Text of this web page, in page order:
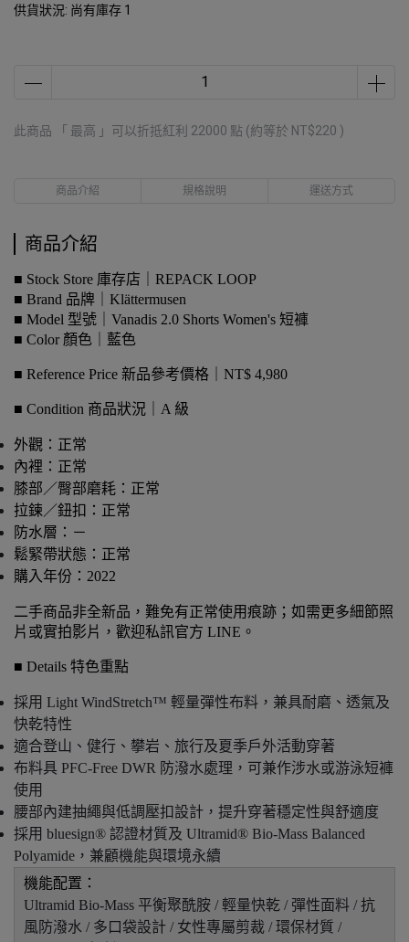
供貨狀況: 尚有庫存 1
此商品 「 最高 」可以折抵紅利 22000 點 (約等於 NT$220 )
商品介紹 規格說明 運送方式
商品介紹
■ Stock Store 庫存店｜REPACK LOOP
■ Brand 品牌｜Klättermusen
■ Model 型號｜Vanadis 2.0 Shorts Women's 短褲
■ Color 顏色｜藍色
■ Reference Price 新品參考價格｜NT$ 4,980
■ Condition 商品狀況｜A 級
外觀：正常
內裡：正常
膝部／臀部磨耗：正常
拉鍊／鈕扣：正常
防水層：－
鬆緊帶狀態：正常
購入年份：2022
二手商品非全新品，難免有正常使用痕跡；如需更多細節照
片或實拍影片，歡迎私訊官方 LINE。
■ Details 特色重點
採用 Light WindStretch™ 輕量彈性布料，兼具耐磨、透氣及
快乾特性
適合登山、健行、攀岩、旅行及夏季戶外活動穿著
布料具 PFC-Free DWR 防潑水處理，可兼作涉水或游泳短褲
使用
腰部內建抽繩與低調壓扣設計，提升穿著穩定性與舒適度
採用 bluesign® 認證材質及 Ultramid® Bio-Mass Balanced
Polyamide，兼顧機能與環境永續
機能配置：
Ultramid Bio-Mass 平衡聚酰胺 / 輕量快乾 / 彈性面料 / 抗
風防潑水 / 多口袋設計 / 女性專屬剪裁 / 環保材質 /